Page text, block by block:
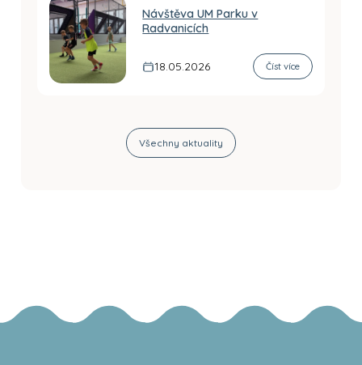
Návštěva UM Parku v
Radvanicích
18.05.2026 Číst více
Všechny aktuality